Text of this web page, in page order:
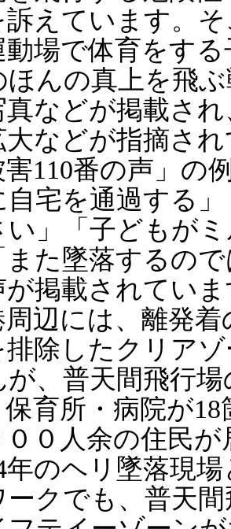
訴えています。
動場で体育をす
ほんの真上を飛
真などが掲載さ
大などが指摘さ
害110番の声」の
自宅を通過する
い」「子どもが
また墜落するの
が掲載されてい
辺には、離発着
排除したクリア
が、普天間飛行
育所・病院が
００人余の住民
年のヘリ墜落現
ークでも、普天